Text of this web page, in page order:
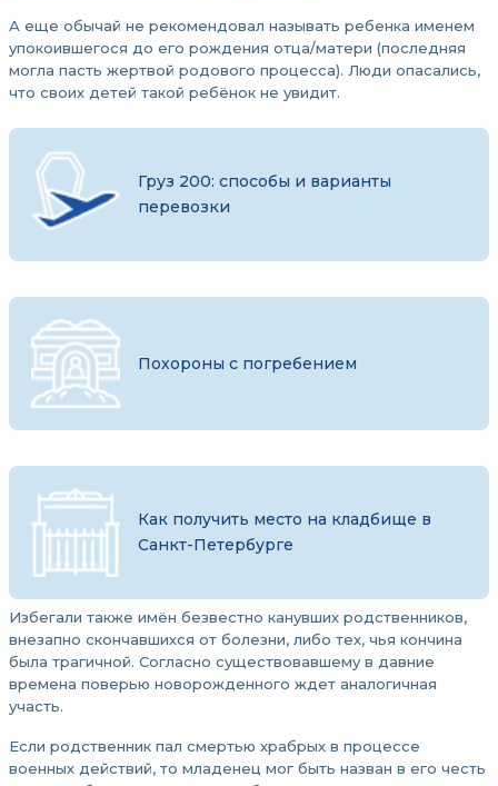
А еще обычай не рекомендовал называть ребенка именем
упокоившегося до его рождения отца/матери (последняя
могла пасть жертвой родового процесса). Люди опасались,
что своих детей такой ребёнок не увидит.
Груз 200: способы и варианты
перевозки
Похороны с погребением
Как получить место на кладбище в
Санкт-Петербурге
Избегали также имён безвестно канувших родственников,
внезапно скончавшихся от болезни, либо тех, чья кончина
была трагичной. Согласно существовавшему в давние
времена поверью новорожденного ждет аналогичная
участь.
Если родственник пал смертью храбрых в процессе
военных действий, то младенец мог быть назван в его честь